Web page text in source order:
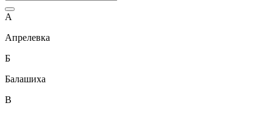
А
Апрелевка
Б
Балашиха
В